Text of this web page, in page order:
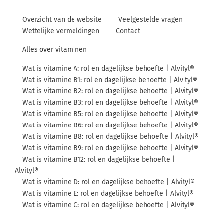
Overzicht van de website
Veelgestelde vragen
Wettelijke vermeldingen
Contact
Alles over vitaminen
Wat is vitamine A: rol en dagelijkse behoefte | Alvityl®
Wat is vitamine B1: rol en dagelijkse behoefte | Alvityl®
Wat is vitamine B2: rol en dagelijkse behoefte | Alvityl®
Wat is vitamine B3: rol en dagelijkse behoefte | Alvityl®
Wat is vitamine B5: rol en dagelijkse behoefte | Alvityl®
Wat is vitamine B6: rol en dagelijkse behoefte | Alvityl®
Wat is vitamine B8: rol en dagelijkse behoefte | Alvityl®
Wat is vitamine B9: rol en dagelijkse behoefte | Alvityl®
Wat is vitamine B12: rol en dagelijkse behoefte |
Alvityl®
Wat is vitamine D: rol en dagelijkse behoefte | Alvityl®
Wat is vitamine E: rol en dagelijkse behoefte | Alvityl®
Wat is vitamine C: rol en dagelijkse behoefte | Alvityl®